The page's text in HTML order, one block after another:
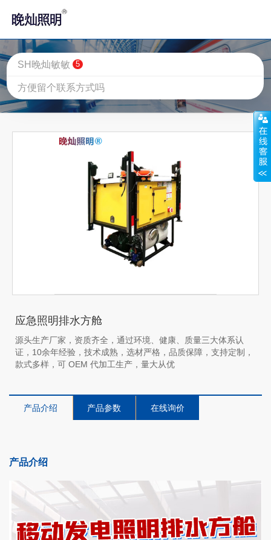
应急照明排水方舱
源头生产厂家，资质齐全，通过环境、健康、质量三大体系认
证，10余年经验，技术成熟，选材严格，品质保障，支持定制，
款式多样，可 OEM 代加工生产，量大从优
产品介绍 产品参数 在线询价
产品介绍